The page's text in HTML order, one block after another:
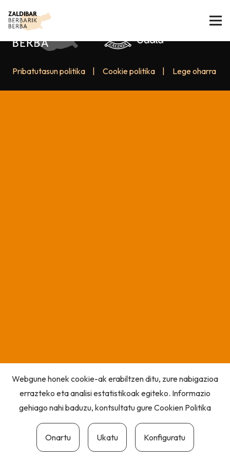
Pribatutasun politika Cookie politika Lege oharra
Webgune honek cookie-ak erabiltzen ditu, zure nabigazioa
errazteko eta analisi estatistikoak egiteko. Informazio
gehiago nahi baduzu, kontsultatu gureCookien Politika
Onartu Ukatu Konfiguratu